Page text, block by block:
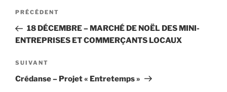
Navigation
l’article
Article
précédent
PRÉCÉDENT
18 DÉCEMBRE – MARCHÉ DE NOËL DES MINI-
ENTREPRISES ET COMMERÇANTS LOCAUX
Article
suivant
SUIVANT
Crédanse – Projet « Entretemps »